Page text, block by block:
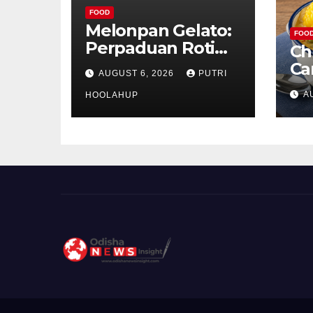
FOOD
Melonpan Gelato:
Perpaduan Roti
Renyah dan Es
Krim Lembut yang
Menggoda
AUGUST 6, 2026 PUTRI
HOOLAHUP